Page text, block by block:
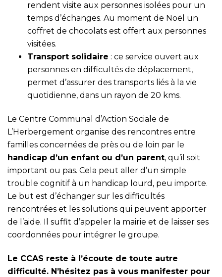
rendent visite aux personnes isolées pour un
temps d’échanges. Au moment de Noël un
coffret de chocolats est offert aux personnes
visitées.
Transport solidaire : ce service ouvert aux
personnes en difficultés de déplacement,
permet d’assurer des transports liés à la vie
quotidienne, dans un rayon de 20 kms.
Le Centre Communal d’Action Sociale de
L’Herbergement organise des rencontres entre
familles concernées de près ou de loin par le
handicap d’un enfant ou d’un parent, qu’il soit
important ou pas. Cela peut aller d’un simple
trouble cognitif à un handicap lourd, peu importe.
Le but est d’échanger sur les difficultés
rencontrées et les solutions qui peuvent apporter
de l’aide. Il suffit d’appeler la mairie et de laisser ses
coordonnées pour intégrer le groupe.
Le CCAS reste à l’écoute de toute autre
difficulté. N’hésitez pas à vous manifester pour